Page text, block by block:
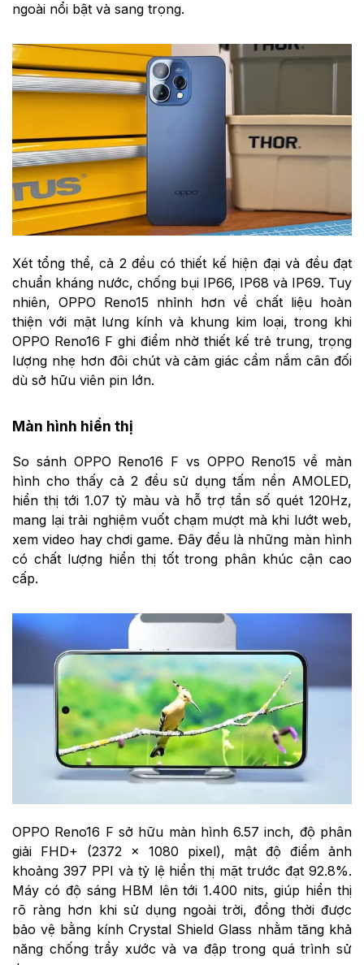
ngoài nổi bật và sang trọng.
Xét tổng thể, cả 2 đều có thiết kế hiện đại và đều đạt
chuẩn kháng nước, chống bụi IP66, IP68 và IP69. Tuy
nhiên, OPPO Reno15 nhỉnh hơn về chất liệu hoàn
thiện với mặt lưng kính và khung kim loại, trong khi
OPPO Reno16 F ghi điểm nhờ thiết kế trẻ trung, trọng
lượng nhẹ hơn đôi chút và cảm giác cầm nắm cân đối
dù sở hữu viên pin lớn.
Màn hình hiển thị
So sánh OPPO Reno16 F vs OPPO Reno15 về màn
hình cho thấy cả 2 đều sử dụng tấm nền AMOLED,
hiển thị tới 1.07 tỷ màu và hỗ trợ tần số quét 120Hz,
mang lại trải nghiệm vuốt chạm mượt mà khi lướt web,
xem video hay chơi game. Đây đều là những màn hình
có chất lượng hiển thị tốt trong phân khúc cận cao
cấp.
OPPO Reno16 F sở hữu màn hình 6.57 inch, độ phân
giải FHD+ (2372 × 1080 pixel), mật độ điểm ảnh
khoảng 397 PPI và tỷ lệ hiển thị mặt trước đạt 92.8%.
Máy có độ sáng HBM lên tới 1.400 nits, giúp hiển thị
rõ ràng hơn khi sử dụng ngoài trời, đồng thời được
bảo vệ bằng kính Crystal Shield Glass nhằm tăng khả
năng chống trầy xước và va đập trong quá trình sử